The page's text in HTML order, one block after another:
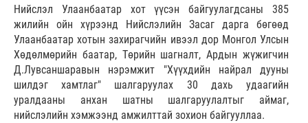
Нийслэл Улаанбаатар хот үүсэн байгуулагдсаны 385
жилийн ойн хүрээнд Нийслэлийн Засаг дарга бөгөөд
Улаанбаатар хотын захирагчийн ивээл дор Монгол Улсын
Хөдөлмөрийн баатар, Төрийн шагналт, Ардын жүжигчин
Д.Лувсаншаравын нэрэмжит "Хүүхдийн найрал дууны
шилдэг хамтлаг" шалгаруулах 30 дахь удаагийн
уралдааны анхан шатны шалгаруулалтыг аймаг,
нийслэлийн хэмжээнд амжилттай зохион байгууллаа.